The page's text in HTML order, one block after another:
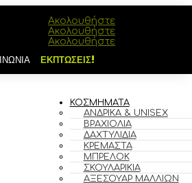
Ακολουθήστε
Ακολουθήστε
Ακολουθήστε
ΕΚΠΤΩΣΕΙΣ!
ΚΟΣΜΗΜΑΤΑ
ΑΝΔΡΙΚΆ & UNISEX
ΒΡΑΧΙΌΛΙΑ
ΔΑΧΤΥΛΊΔΙΑ
ΚΡΕΜΑΣΤΆ
ΜΠΡΕΛΌΚ
ΣΚΟΥΛΑΡΊΚΙΑ
ΑΞΕΣΟΥΆΡ ΜΑΛΛΙΏΝ